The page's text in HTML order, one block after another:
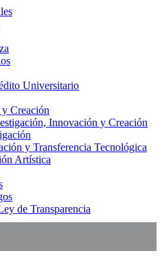
Universitario
Creación
Innovación y Creación
y Transferencia Tecnológica
Artística
de Transparencia